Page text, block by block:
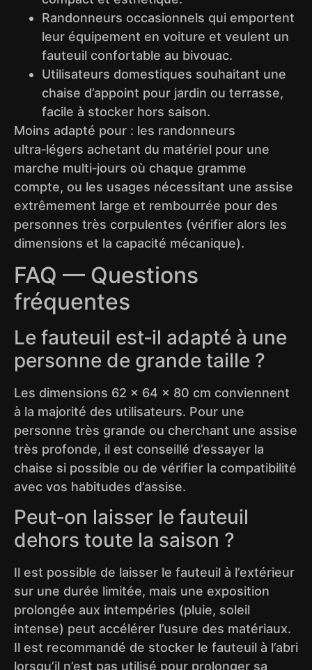
Randonneurs occasionnels qui emportent
leur équipement en voiture et veulent un
fauteuil confortable au bivouac.
Utilisateurs domestiques souhaitant une
chaise d’appoint pour jardin ou terrasse,
facile à stocker hors saison.
Moins adapté pour : les randonneurs
ultra‑légers achetant du matériel pour une
marche multi‑jours où chaque gramme
compte, ou les usages nécessitant une assise
extrêmement large et rembourrée pour des
personnes très corpulentes (vérifier alors les
dimensions et la capacité mécanique).
FAQ — Questions
fréquentes
Le fauteuil est‑il adapté à une
personne de grande taille ?
Les dimensions 62 × 64 × 80 cm conviennent
à la majorité des utilisateurs. Pour une
personne très grande ou cherchant une assise
très profonde, il est conseillé d’essayer la
chaise si possible ou de vérifier la compatibilité
avec vos habitudes d’assise.
Peut‑on laisser le fauteuil
dehors toute la saison ?
Il est possible de laisser le fauteuil à l’extérieur
sur une durée limitée, mais une exposition
prolongée aux intempéries (pluie, soleil
intense) peut accélérer l’usure des matériaux.
Il est recommandé de stocker le fauteuil à l’abri
lorsqu’il n’est pas utilisé pour prolonger sa